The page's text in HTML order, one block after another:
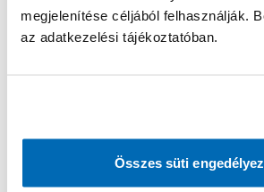
megjelenítése céljából felhasználják.
az adatkezelési tájékoztatóban.
Összes süti